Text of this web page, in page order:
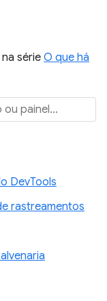
série O que há
DevTools
rastreamentos